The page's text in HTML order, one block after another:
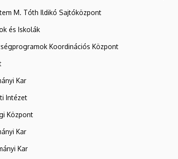
M. Tóth Ildikó Sajtóközpont
és Iskolák
Koordinációs Központ
Kar
Intézet
Központ
Kar
Kar